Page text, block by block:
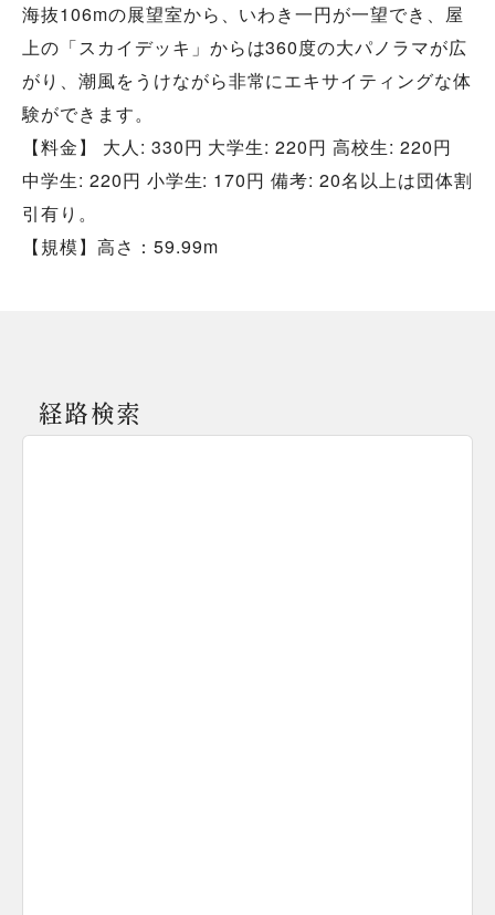
海抜106mの展望室から、いわき一円が一望でき、屋
上の「スカイデッキ」からは360度の大パノラマが広
がり、潮風をうけながら非常にエキサイティングな体
験ができます。
【料金】 大人: 330円 大学生: 220円 高校生: 220円
中学生: 220円 小学生: 170円 備考: 20名以上は団体割
引有り。
【規模】高さ：59.99m
経路検索